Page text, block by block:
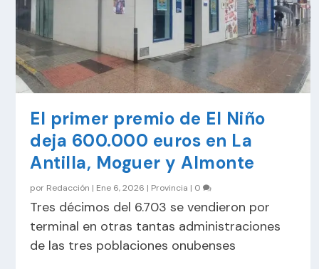
El primer premio de El Niño
deja 600.000 euros en La
Antilla, Moguer y Almonte
por Redacción | Ene 6, 2026 | Provincia | 0
Tres décimos del 6.703 se vendieron por
terminal en otras tantas administraciones
de las tres poblaciones onubenses